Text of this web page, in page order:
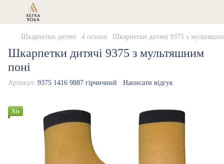
Шкарпетки дитячі 4 сезони Шкарпетки дитячі 9375 з
Шкарпетки дитячі 9375 з мультяшним
поні
Артикул: 9375 1416 9887 гірчичний Написати відгук
Хіт